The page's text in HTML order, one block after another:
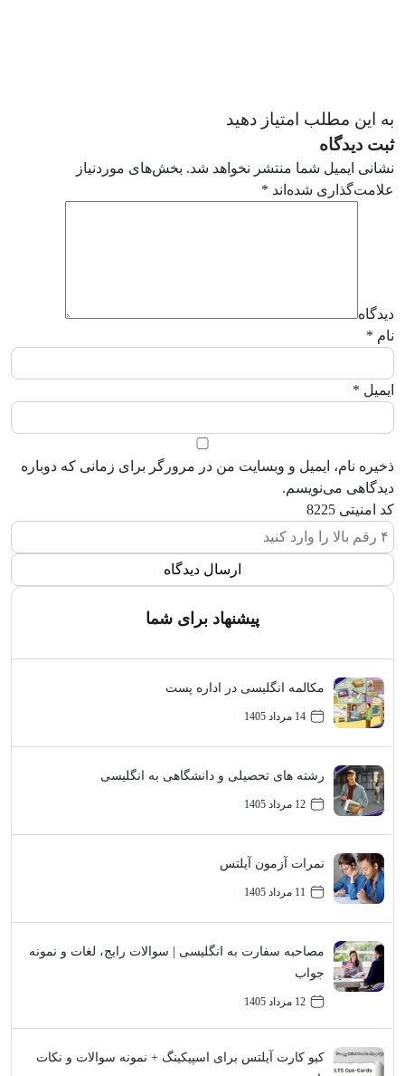
به این مطلب امتیاز دهید
ثبت دیدگاه
نشانی ایمیل شما منتشر نخواهد شد. بخش‌های موردنیاز
علامت‌گذاری شده‌اند *
دیدگاه
نام *
ایمیل *
ذخیره نام، ایمیل و وبسایت من در مرورگر برای زمانی که دوباره
دیدگاهی می‌نویسم.
کد امنیتی 8225
پیشنهاد برای شما
مکالمه انگلیسی در اداره پست
14 مرداد 1405
رشته های تحصیلی و دانشگاهی به انگلیسی
12 مرداد 1405
نمرات آزمون آیلتس
11 مرداد 1405
مصاحبه سفارت به انگلیسی | سوالات رایج، لغات و نمونه
جواب
12 مرداد 1405
کیو کارت آیلتس برای اسپیکینگ + نمونه سوالات و نکات